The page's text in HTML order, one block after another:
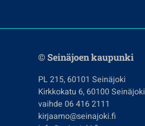
© Seinäjoen kaupunki
PL 215, 60101 Seinäjoki
Kirkkokatu 6, 60100 Seinäjoki
vaihde 06 416 2111
kirjaamo@seinajoki.fi